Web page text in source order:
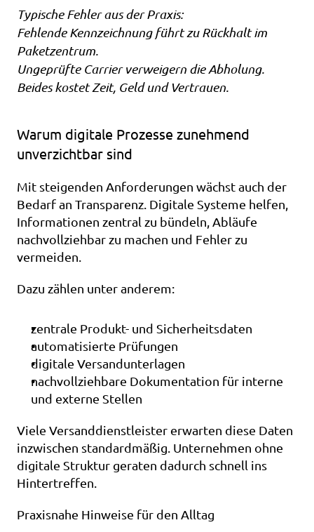
Typische Fehler aus der Praxis:
Fehlende Kennzeichnung führt zu Rückhalt im
Paketzentrum.
Ungeprüfte Carrier verweigern die Abholung.
Beides kostet Zeit, Geld und Vertrauen.
Warum digitale Prozesse zunehmend
unverzichtbar sind
Mit steigenden Anforderungen wächst auch der
Bedarf an Transparenz. Digitale Systeme helfen,
Informationen zentral zu bündeln, Abläufe
nachvollziehbar zu machen und Fehler zu
vermeiden.
Dazu zählen unter anderem:
zentrale Produkt- und Sicherheitsdaten
automatisierte Prüfungen
digitale Versandunterlagen
nachvollziehbare Dokumentation für interne
und externe Stellen
Viele Versanddienstleister erwarten diese Daten
inzwischen standardmäßig. Unternehmen ohne
digitale Struktur geraten dadurch schnell ins
Hintertreffen.
Praxisnahe Hinweise für den Alltag